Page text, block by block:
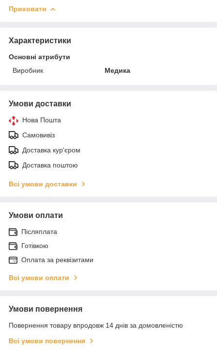
Приховати
Характеристики
Основні атрибути
Виробник
Медика
Умови доставки
Нова Пошта
Самовивіз
Доставка кур'єром
Доставка поштою
Всі умови доставки
Умови оплати
Післяплата
Готівкою
Оплата за реквізитами
Всі умови оплати
Умови повернення
Повернення товару впродовж 14 днів за домовленістю
Всі умови повернення